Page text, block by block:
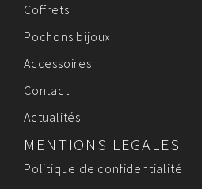
Coffrets
Pochons bijoux
Accessoires
Contact
Actualités
MENTIONS LEGALES
Politique de confidentialité